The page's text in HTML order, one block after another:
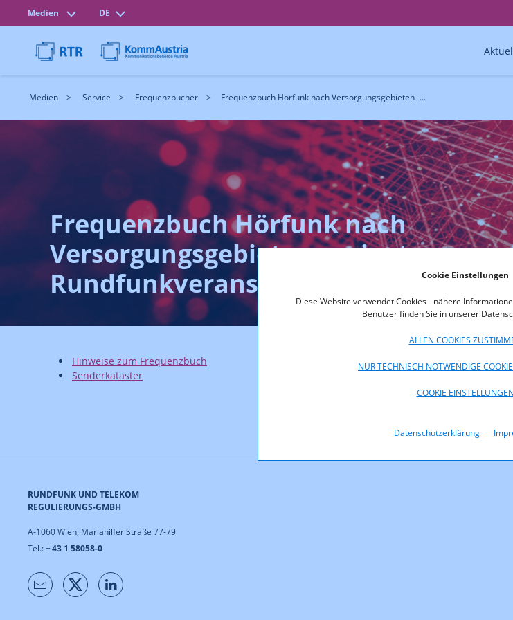
Cookie Einstellungen
Diese Website verwendet Cookies - nähere
Benutzer finden Sie in unserer
ALLEN COOKIES
NUR TECHNISCH NOTWENDIGE
COOKIE EINSTELLUNGEN
Datenschutzerklärung
Medien DE
Medien Service Frequenzbücher Frequenzbuch Hörfunk nach Versorgungsgebieten -...
Frequenzbuch Hörfunk nach
Versorgungsgebieten - private
Rundfunkveranstalter
Hinweise zum Frequenzbuch
Senderkataster
RUNDFUNK UND TELEKOM
REGULIERUNGS-GMBH
A-1060 Wien, Mariahilfer Straße 77-79
Tel.: +43 1 58058-0